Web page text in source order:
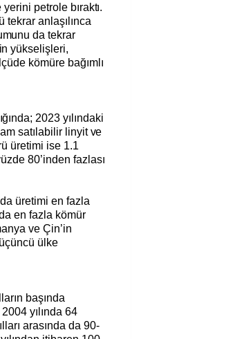
petrole bıraktı.
anlaşılınca
da tekrar
yükselişleri,
kömüre bağımlı
2023 yılındaki
satılabilir linyit ve
üretimi ise 1.1
80’inden fazlası
üretimi en fazla
en fazla kömür
ve Çin’in
ülke
başında
yılında 64
arasında da 90-